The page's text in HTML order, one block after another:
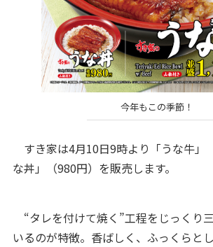
今年もこの季節！
すき家は4月10日9時より「うな牛」
な丼」（980円）を販売します。
“タレを付けて焼く”工程をじっくり
いるのが特徴。香ばしく、ふっくらと